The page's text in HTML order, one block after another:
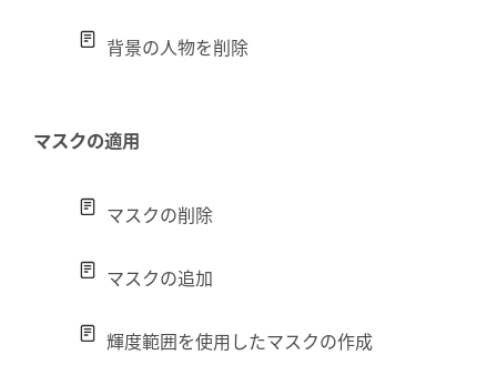
背景の人物を削除
マスクの適用
マスクの削除
マスクの追加
輝度範囲を使用したマスクの作成